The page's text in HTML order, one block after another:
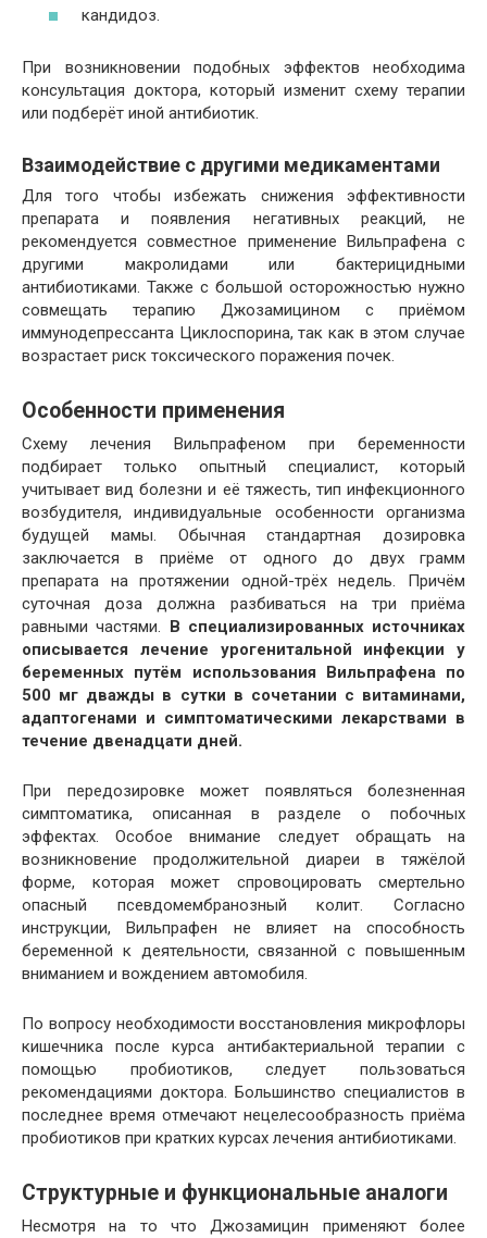
кандидоз.
При возникновении подобных эффектов необходима
консультация доктора, который изменит схему терапии
или подберёт иной антибиотик.
Взаимодействие с другими медикаментами
Для того чтобы избежать снижения эффективности
препарата и появления негативных реакций, не
рекомендуется совместное применение Вильпрафена с
другими макролидами или бактерицидными
антибиотиками. Также с большой осторожностью нужно
совмещать терапию Джозамицином с приёмом
иммунодепрессанта Циклоспорина, так как в этом случае
возрастает риск токсического поражения почек.
Особенности применения
Схему лечения Вильпрафеном при беременности
подбирает только опытный специалист, который
учитывает вид болезни и её тяжесть, тип инфекционного
возбудителя, индивидуальные особенности организма
будущей мамы. Обычная стандартная дозировка
заключается в приёме от одного до двух грамм
препарата на протяжении одной-трёх недель. Причём
суточная доза должна разбиваться на три приёма
равными частями. В специализированных источниках
описывается лечение урогенитальной инфекции у
беременных путём использования Вильпрафена по
500 мг дважды в сутки в сочетании с витаминами,
адаптогенами и симптоматическими лекарствами в
течение двенадцати дней.
При передозировке может появляться болезненная
симптоматика, описанная в разделе о побочных
эффектах. Особое внимание следует обращать на
возникновение продолжительной диареи в тяжёлой
форме, которая может спровоцировать смертельно
опасный псевдомембранозный колит. Согласно
инструкции, Вильпрафен не влияет на способность
беременной к деятельности, связанной с повышенным
вниманием и вождением автомобиля.
По вопросу необходимости восстановления микрофлоры
кишечника после курса антибактериальной терапии с
помощью пробиотиков, следует пользоваться
рекомендациями доктора. Большинство специалистов в
последнее время отмечают нецелесообразность приёма
пробиотиков при кратких курсах лечения антибиотиками.
Структурные и функциональные аналоги
Несмотря на то что Джозамицин применяют более